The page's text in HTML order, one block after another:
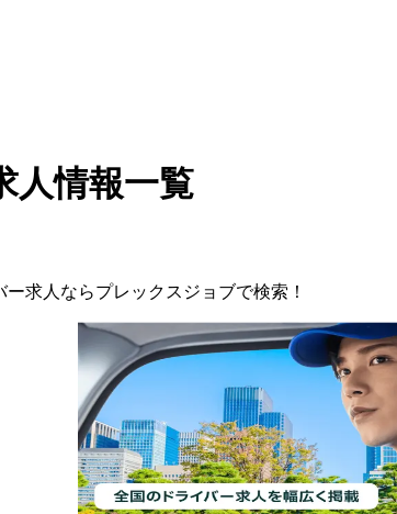
人情報一覧
ー求人ならプレックスジョブで検索！